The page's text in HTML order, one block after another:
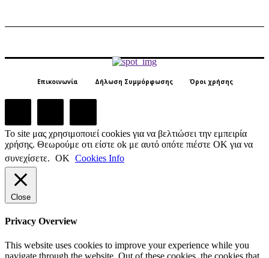
Επικοινωνία Δήλωση Συμμόρφωσης Όροι χρήσης
Το site μας χρησιμοποιεί cookies για να βελτιώσει την εμπειρία
χρήσης. Θεωρούμε οτι είστε ok με αυτό οπότε πιέστε ΟΚ για να
συνεχίσετε. ΟΚ Cookies Info
Close
Privacy Overview
This website uses cookies to improve your experience while you
navigate through the website. Out of these cookies, the cookies that